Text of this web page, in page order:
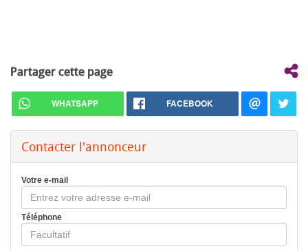
Partager cette page
WHATSAPP FACEBOOK
Contacter l'annonceur
Votre e-mail
Téléphone